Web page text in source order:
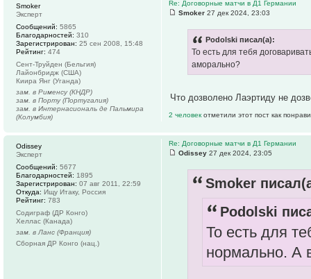
Re: Договорные матчи в Д1 Германии
Smoker 27 дек 2024, 23:03
Podolski писал(а):
То есть для тебя
аморально?
Что дозволено Лаэртиду не
2 человек отметили этот пост как
Smoker
Эксперт
Сообщений: 5865
Благодарностей: 310
Зарегистрирован: 25 сен 2008, 15:48
Рейтинг: 474
Сент-Труйден (Бельгия)
Лайонбридж (США)
Киира Янг (Уганда)
зам. в Рименсу (КНДР)
зам. в Порту (Португалия)
зам. в Интернасиональ де Пальмира
(Колумбия)
Re: Договорные матчи в Д1 Германии
Odissey 27 дек 2024, 23:05
Smoker
Podolski
То есть для
нормально. А
Odissey
Эксперт
Сообщений: 5677
Благодарностей: 1895
Зарегистрирован: 07 авг 2011, 22:59
Откуда: Ищу Итаку, Россия
Рейтинг: 783
Содиграф (ДР Конго)
Хеллас (Канада)
зам. в Ланс (Франция)
Сборная ДР Конго (нац.)